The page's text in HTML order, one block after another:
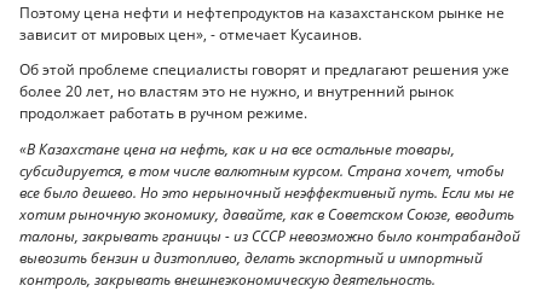
Поэтому цена нефти и нефтепродуктов на казахстанском рынке не
зависит от мировых цен», - отмечает Кусаинов.
Об этой проблеме специалисты говорят и предлагают решения уже
более 20 лет, но властям это не нужно, и внутренний рынок
продолжает работать в ручном режиме.
«В Казахстане цена на нефть, как и на все остальные товары,
субсидируется, в том числе валютным курсом. Страна хочет, чтобы
все было дешево. Но это нерыночный неэффективный путь. Если мы не
хотим рыночную экономику, давайте, как в Советском Союзе, вводить
талоны, закрывать границы - из СССР невозможно было контрабандой
вывозить бензин и дизтопливо, делать экспортный и импортный
контроль, закрывать внешнеэкономическую деятельность.